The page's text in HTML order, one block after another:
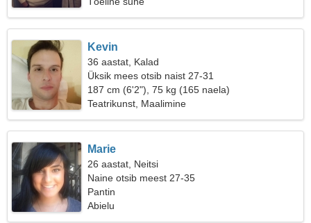
Kevin
36 aastat, Kalad
Üksik mees otsib naist 27-31
187 cm (6'2"), 75 kg (165 naela)
Teatrikunst, Maalimine
Marie
26 aastat, Neitsi
Naine otsib meest 27-35
Pantin
Abielu